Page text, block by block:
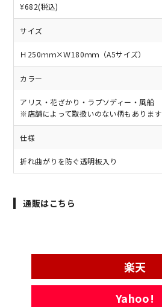
¥682(税込)
サイズ
Ｈ250ｍｍ×Ｗ180ｍｍ（A5サイズ）
カラー
アリス・花ざかり・ラプソディー・風船
※店舗によって取扱いのない柄もあります
仕様
折れ曲がりを防ぐ透明板入り
通販はこちら
楽天
Yahoo!